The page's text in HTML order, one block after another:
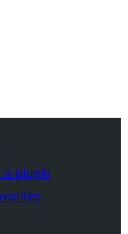
a plugin